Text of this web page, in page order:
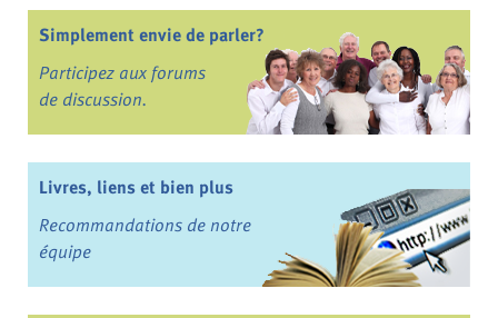
Simplement envie de parler?
Participez aux forums
de discussion.
Livres, liens et bien plus
Recommandations de notre
équipe